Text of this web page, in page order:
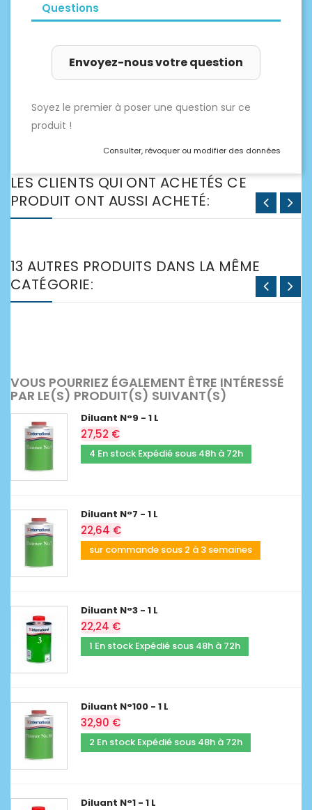
Questions
Envoyez-nous votre question
Soyez le premier à poser une question sur ce
produit !
Consulter, révoquer ou modifier des données
LES CLIENTS QUI ONT ACHETÉS CE
PRODUIT ONT AUSSI ACHETÉ:
13 AUTRES PRODUITS DANS LA MÊME
CATÉGORIE:
VOUS POURRIEZ ÉGALEMENT ÊTRE INTÉRESSÉ
PAR LE(S) PRODUIT(S) SUIVANT(S)
Diluant N°9 - 1 L
27,52 €
4 En stock Expédié sous 48h à 72h
Diluant N°7 - 1 L
22,64 €
sur commande sous 2 à 3 semaines
Diluant N°3 - 1 L
22,24 €
1 En stock Expédié sous 48h à 72h
Diluant N°100 - 1 L
32,90 €
2 En stock Expédié sous 48h à 72h
Diluant N°1 - 1 L